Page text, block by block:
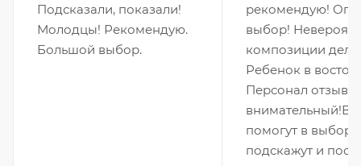
Подсказали, показали!
Молодцы! Рекомендую.
Большой выбор.
рекомендую!
выбор!
композиции
Ребенок в
Персонал
помогут в выборе,
подскажут и